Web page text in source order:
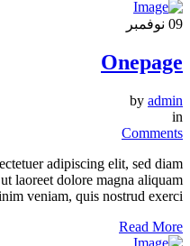
09 نوفمبر
Onepage
by admin
in
Comments
adipiscing elit, sed diam
laoreet dolore magna aliquam
veniam, quis nostrud exerci...
Read More